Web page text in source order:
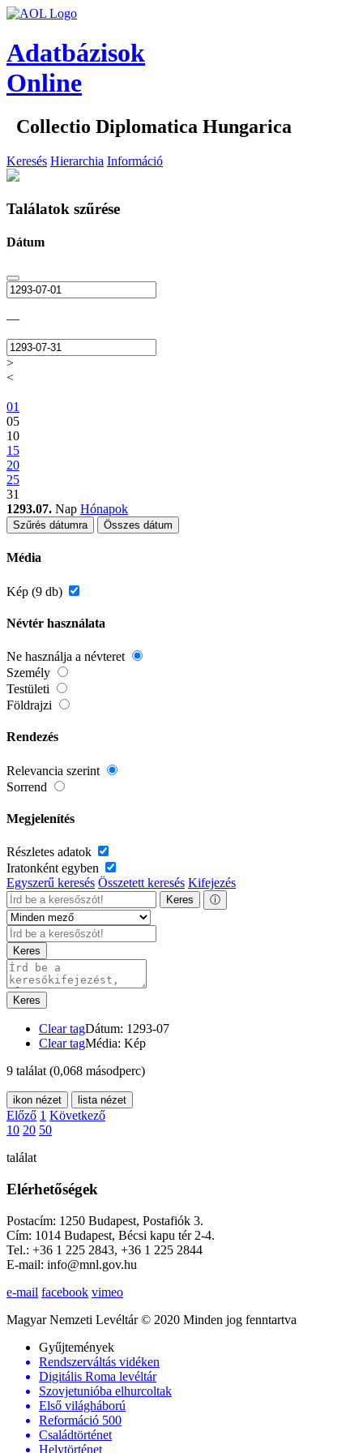
Adatbázisok
Online
Collectio Diplomatica Hungarica
Keresés Hierarchia Információ
Találatok szűrése
Dátum
—
>
<
01
05
10
15
20
25
31
1293.07. Nap Hónapok
Szűrés dátumra Összes dátum
Média
Kép (9 db)
Névtér használata
Ne használja a névteret
Személy
Testületi
Földrajzi
Rendezés
Relevancia szerint
Sorrend
Megjelenítés
Részletes adatok
Iratonként egyben
Egyszerű keresés Összetett keresés Kifejezés
Keres ⓘ
Keres
Keres
Clear tagDátum: 1293-07
Clear tagMédia: Kép
9 találat (0,068 másodperc)
ikon nézet lista nézet
Előző 1 Következő
10 20 50
találat
Elérhetőségek
Postacím: 1250 Budapest, Postafiók 3.
Cím: 1014 Budapest, Bécsi kapu tér 2-4.
Tel.: +36 1 225 2843, +36 1 225 2844
E-mail: info@mnl.gov.hu
e-mail facebook vimeo
Magyar Nemzeti Levéltár © 2020 Minden jog fenntartva
Gyűjtemények
Rendszerváltás vidéken
Digitális Roma levéltár
Szovjetunióba elhurcoltak
Első világháború
Reformáció 500
Családtörténet
Helytörténet